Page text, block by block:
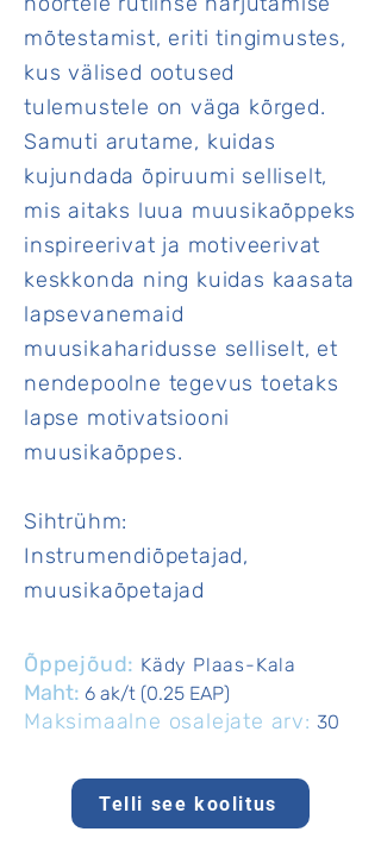
mõtestamist, eriti tingimustes,
kus välised ootused
tulemustele on väga kõrged.
Samuti arutame, kuidas
kujundada õpiruumi selliselt,
mis aitaks luua muusikaõppeks
inspireerivat ja motiveerivat
keskkonda ning kuidas kaasata
lapsevanemaid
muusikaharidusse selliselt, et
nendepoolne tegevus toetaks
lapse motivatsiooni
muusikaõppes.
Sihtrühm:
Instrumendiõpetajad,
muusikaõpetajad
Õppejõud: Kädy Plaas-Kala
Maht: 6 ak/t (0.25 EAP)
Maksimaalne osalejate arv: 30
Telli see koolitus